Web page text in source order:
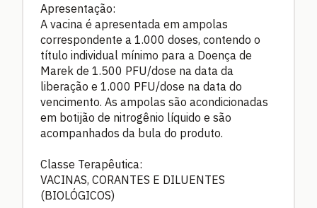
Apresentação:
A vacina é apresentada em ampolas
correspondente a 1.000 doses, contendo o
título individual mínimo para a Doença de
Marek de 1.500 PFU/dose na data da
liberação e 1.000 PFU/dose na data do
vencimento. As ampolas são acondicionadas
em botijão de nitrogênio líquido e são
acompanhados da bula do produto.
Classe Terapêutica:
VACINAS, CORANTES E DILUENTES
(BIOLÓGICOS)